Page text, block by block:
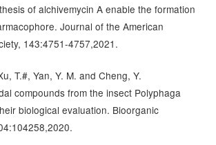
of alchivemycin A enable the formation
Journal of the American
143:4751-4757,2021.
T.#, Yan, Y. M. and Cheng, Y.
compounds from the insect Polyphaga
biological evaluation. Bioorganic